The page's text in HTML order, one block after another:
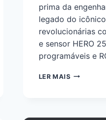
prima da
legado do
revolucionárias
e sensor HERO
programáveis e
LER MAIS